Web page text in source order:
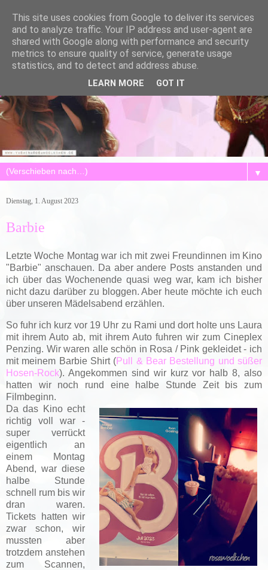
▼
Dienstag, 1. August 2023
Barbie
Letzte Woche Montag war ich mit zwei Freundinnen im Kino
"Barbie" anschauen. Da aber andere Posts anstanden und
ich über das Wochenende quasi weg war, kam ich bisher
nicht dazu darüber zu bloggen. Aber heute möchte ich euch
über unseren Mädelsabend erzählen.
So fuhr ich kurz vor 19 Uhr zu Rami und dort holte uns Laura
mit ihrem Auto ab, mit ihrem Auto fuhren wir zum Cineplex
Penzing. Wir waren alle schön in Rosa / Pink gekleidet - ich
mit meinem Barbie Shirt (Pull & Bear Bestellung und süßer
Hosen-Rock). Angekommen sind wir kurz vor halb 8, also
hatten wir noch rund eine halbe Stunde Zeit bis zum
Filmbeginn.
Da das Kino echt
richtig voll war -
super verrückt
eigentlich an
einem Montag
Abend, war diese
halbe Stunde
schnell rum bis wir
dran waren.
Tickets hatten wir
zwar schon, wir
mussten aber
trotzdem anstehen
zum Scannen,
This site uses cookies from Google to deliver its services
and to analyze traffic. Your IP address and user-agent are
shared with Google along with performance and security
metrics to ensure quality of service, generate usage
statistics, and to detect and address abuse.
LEARN MORE GOT IT